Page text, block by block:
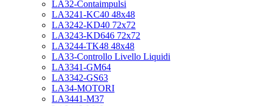
LA32-Contaimpulsi
LA3241-KC40 48x48
LA3242-KD40 72x72
LA3243-KD646 72x72
LA3244-TK48 48x48
LA33-Controllo Livello Liquidi
LA3341-GM64
LA3342-GS63
LA34-MOTORI
LA3441-M37